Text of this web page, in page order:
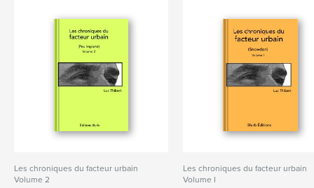
Les chroniques du facteur urbain
Volume 2
Les chroniques du facteur urbain
Volume I